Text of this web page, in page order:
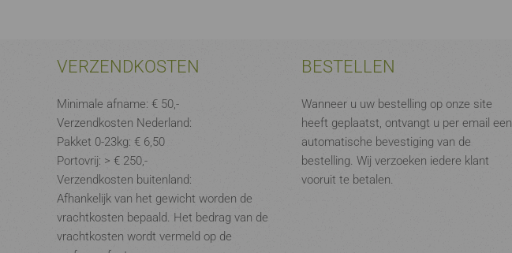
VERZENDKOSTEN
Minimale afname: € 50,-
Verzendkosten Nederland:
Pakket 0-23kg: € 6,50
Portovrij: > € 250,-
Verzendkosten buitenland:
Afhankelijk van het gewicht worden de
vrachtkosten bepaald. Het bedrag van de
vrachtkosten wordt vermeld op de
BESTELLEN
Wanneer u uw bestelling op onze site
heeft geplaatst, ontvangt u per email een
automatische bevestiging van de
bestelling. Wij verzoeken iedere klant
vooruit te betalen.